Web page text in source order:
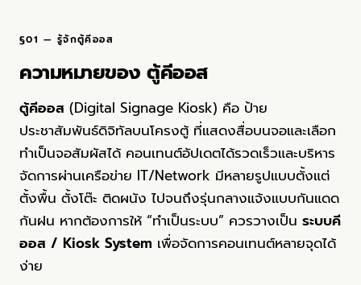
§01 — รู้จักตู้คีออส
ความหมายของ ตู้คีออส
ตู้คีออส (Digital Signage Kiosk) คือ ป้าย
ประชาสัมพันธ์ดิจิทัลบนโครงตู้ ที่แสดงสื่อบนจอและเลือก
ทำเป็นจอสัมผัสได้ คอนเทนต์อัปเดตได้รวดเร็วและบริหาร
จัดการผ่านเครือข่าย IT/Network มีหลายรูปแบบตั้งแต่
ตั้งพื้น ตั้งโต๊ะ ติดผนัง ไปจนถึงรุ่นกลางแจ้งแบบกันแดด
กันฝน หากต้องการให้ “ทำเป็นระบบ” ควรวางเป็น ระบบคี
ออส / Kiosk System เพื่อจัดการคอนเทนต์หลายจุดได้
ง่าย